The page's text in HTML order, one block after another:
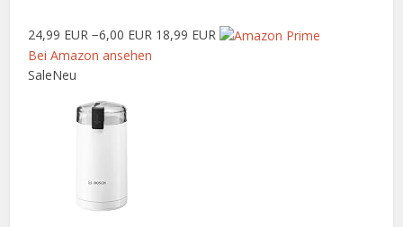
24,99 EUR −6,00 EUR 18,99 EUR
Bei Amazon ansehen
SaleNeu